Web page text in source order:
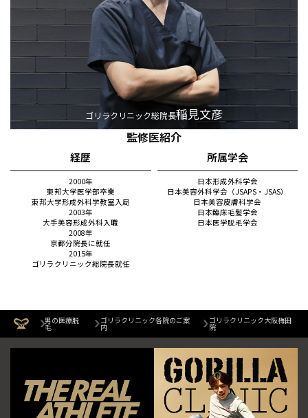
ゴリラクリニック総院長稲見文彦
監修医紹介
経歴
2000年
東邦大学医学部卒業
東邦大学形成外科学教室入局
2003年
大手美容形成外科入職
2008年
京都分院長に就任
2015年
ゴリラクリニック総院長就任
所属学会
日本形成外科学会
日本美容外科学会（JSAPS・JSAS）
日本美容皮膚科学会
日本臨床毛髪学会
日本医学脱毛学会
男の医療脱
毛
ゴリラクリニック各院のご案
内
ゴリラクリニック大阪梅田
院